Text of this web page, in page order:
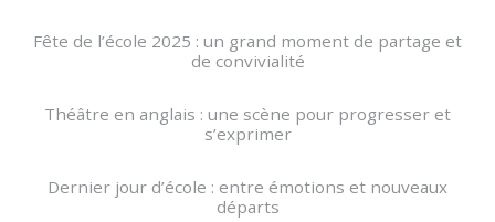
Fête de l’école 2025 : un grand moment de partage et
de convivialité
Théâtre en anglais : une scène pour progresser et
s’exprimer
Dernier jour d’école : entre émotions et nouveaux
départs